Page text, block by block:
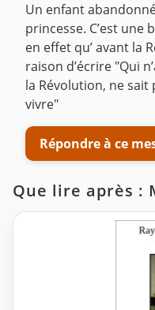
Un enfant
princesse. C’est
en effet qu’ avant la
raison d’écrire "Qui
la Révolution, ne sait
vivre"
Répondre à ce
Que lire après :